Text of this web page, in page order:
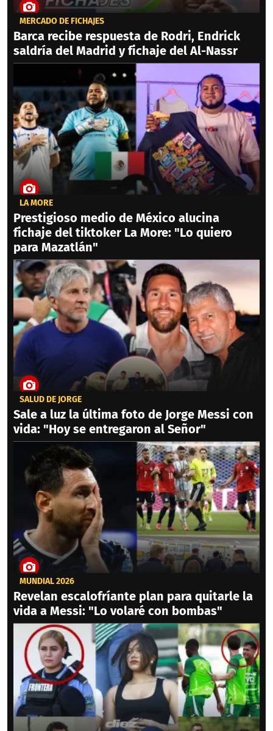
MERCADO DE FICHAJES
Barca recibe respuesta de Rodri, Endrick
saldría del Madrid y fichaje del Al-Nassr
LA MORE
Prestigioso medio de México alucina
fichaje del tiktoker La More: "Lo quiero
para Mazatlán"
SALUD DE JORGE
Sale a luz la última foto de Jorge Messi con
vida: "Hoy se entregaron al Señor"
MUNDIAL 2026
Revelan escalofríante plan para quitarle la
vida a Messi: "Lo volaré con bombas"